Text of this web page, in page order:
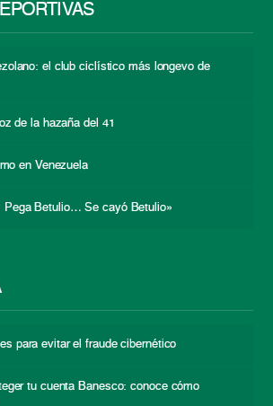
el club ciclístico más longevo de
de la hazaña del 41
en Venezuela
Betulio… Se cayó Betulio»
para evitar el fraude cibernético
tu cuenta Banesco: conoce cómo